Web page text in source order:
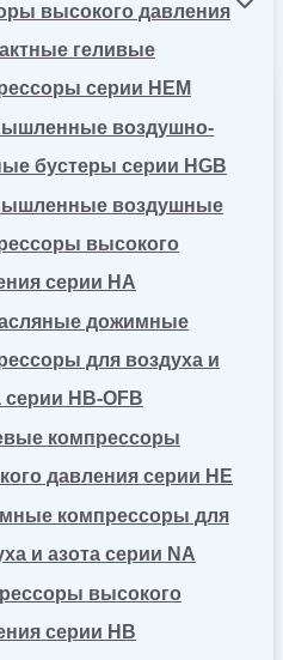
высокого давления
геливые
серии HEM
воздушно-
бустеры серии HGB
воздушные
высокого
серии HA
дожимные
для воздуха и
серии HB-OFB
компрессоры
давления серии HE
компрессоры для
и азота серии NA
высокого
серии HB